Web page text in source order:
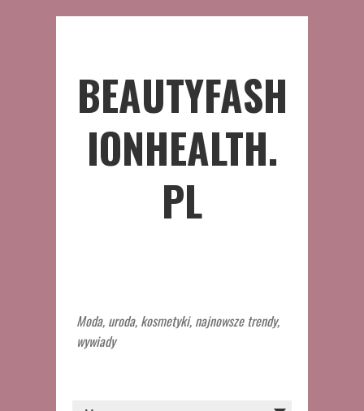
BEAUTYFASH
IONHEALTH.
PL
Moda, uroda, kosmetyki, najnowsze trendy,
wywiady